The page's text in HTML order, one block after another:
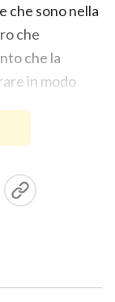
che sono nella
che
che la
in modo
è la sola
coloro che
fuori della
e il
dottrina
loro cervelli.